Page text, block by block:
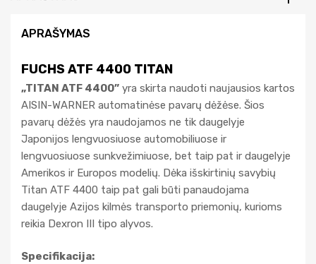
APRAŠYMAS
FUCHS ATF 4400 TITAN
„TITAN ATF 4400” yra skirta naudoti naujausios kartos
AISIN-WARNER automatinėse pavarų dėžėse. Šios
pavarų dėžės yra naudojamos ne tik daugelyje
Japonijos lengvuosiuose automobiliuose ir
lengvuosiuose sunkvežimiuose, bet taip pat ir daugelyje
Amerikos ir Europos modelių. Dėka išskirtinių savybių
Titan ATF 4400 taip pat gali būti panaudojama
daugelyje Azijos kilmės transporto priemonių, kurioms
reikia Dexron III tipo alyvos.
Specifikacija: